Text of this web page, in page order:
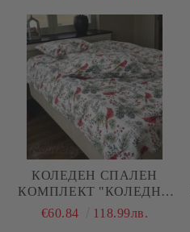
КОЛЕДЕН СПАЛЕН
КОМПЛЕКТ "КОЛЕДНИ
ПТИЧКИ В ГОРАТА", С
€60.84 118.99лв.